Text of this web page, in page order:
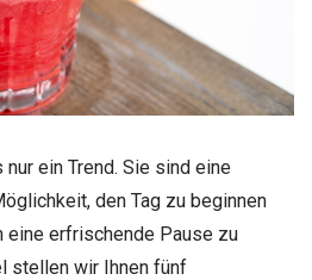
ein Trend. Sie sind eine
den Tag zu beginnen
eine erfrischende Pause zu
stellen wir Ihnen fünf